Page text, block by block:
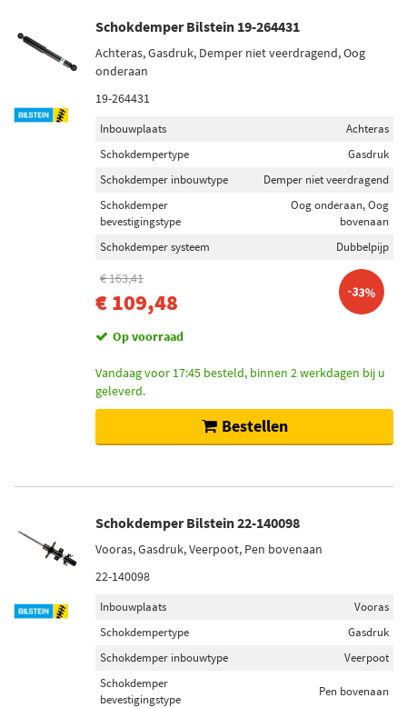
Schokdemper Bilstein 19-264431
Achteras, Gasdruk, Demper niet veerdragend, Oog
onderaan
19-264431
Inbouwplaats
Achteras
Schokdempertype
Gasdruk
Schokdemper inbouwtype
Demper niet veerdragend
Schokdemper
bevestigingstype
Oog onderaan, Oog
bovenaan
Schokdemper systeem
Dubbelpijp
€ 163,41
€ 109,48 -33%
Op voorraad
Vandaag voor 17:45 besteld, binnen 2 werkdagen bij u
geleverd.
Bestellen
Schokdemper Bilstein 22-140098
Vooras, Gasdruk, Veerpoot, Pen bovenaan
22-140098
Inbouwplaats
Vooras
Schokdempertype
Gasdruk
Schokdemper inbouwtype
Veerpoot
Schokdemper
bevestigingstype
Pen bovenaan